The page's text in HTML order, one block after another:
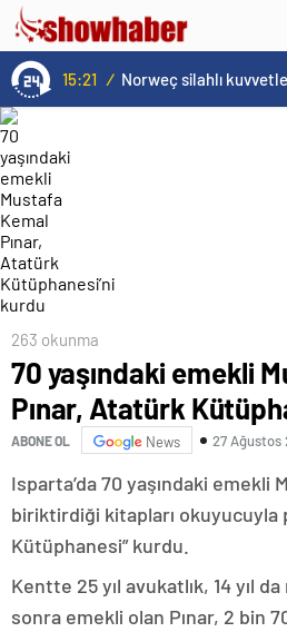
15:21 /
263 okunma
70 yaşındaki emekli
Pınar, Atatürk
ABONE OL News 27 Ağustos
Isparta’da 70 yaşındaki emekli
biriktirdiği kitapları okuyucuyla
Kütüphanesi” kurdu.
Kentte 25 yıl avukatlık, 14 yıl
sonra emekli olan Pınar, 2 bin